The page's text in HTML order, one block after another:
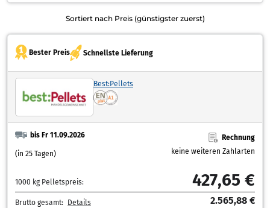
Sortiert nach Preis (günstigster zuerst)
Bester Preis Schnellste Lieferung
Best:Pellets
bis Fr 11.09.2026
(in 25 Tagen)
Rechnung
keine weiteren Zahlarten
1000 kg Pelletspreis: 427,65 €
Brutto gesamt: Details 2.565,88 €